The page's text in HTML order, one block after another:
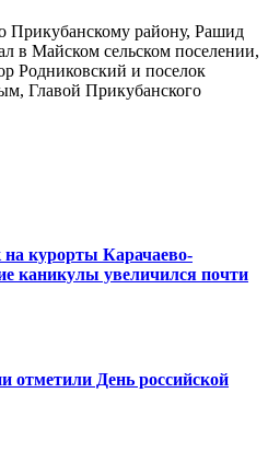
Прикубанскому району, Рашид
в Майском сельском поселении,
Родниковский и поселок
Главой Прикубанского
на курорты Карачаево-
каникулы увеличился почти
отметили День российской